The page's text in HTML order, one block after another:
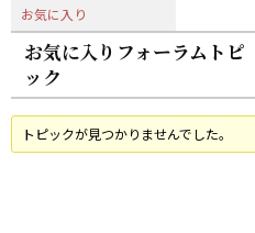
お気に入り
お気に入りフォーラムトピ
ック
トピックが見つかりませんでした。